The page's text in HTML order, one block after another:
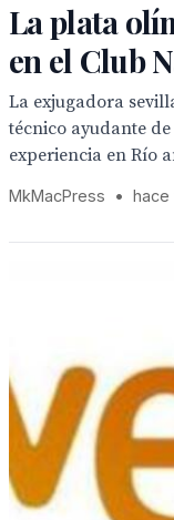
La plata
en el Club
La exjugadora
técnico ayudante
experiencia en Río
MkMacPress • hace